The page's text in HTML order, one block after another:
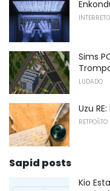
Sims
LUDADO
Uzu
Sapid posts
Kio